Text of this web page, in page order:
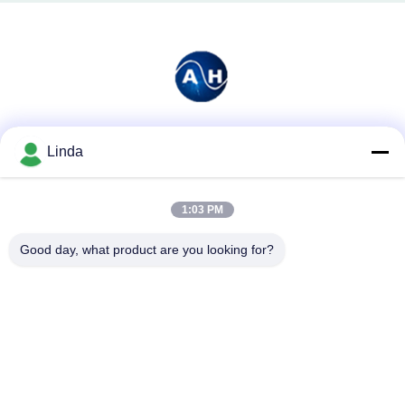
Linda
1:03 PM
Good day, what product are you looking for?